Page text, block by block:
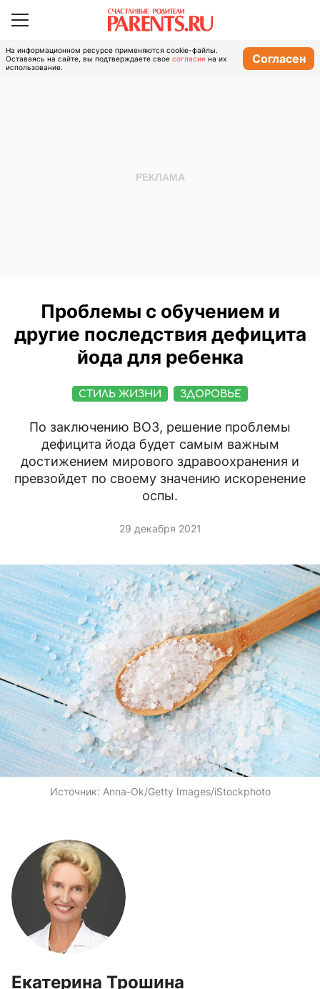
На информационном ресурсе применяются cookie-файлы.
Оставаясь на сайте, вы подтверждаете свое согласие на их
использование.
Согласен
Проблемы с обучением и
другие последствия дефицита
йода для ребенка
СТИЛЬ ЖИЗНИ ЗДОРОВЬЕ
По заключению ВОЗ, решение проблемы
дефицита йода будет самым важным
достижением мирового здравоохранения и
превзойдет по своему значению искоренение
оспы.
29 декабря 2021
Источник: Anna-Ok/Getty Images/iStockphoto
Екатерина Трошина